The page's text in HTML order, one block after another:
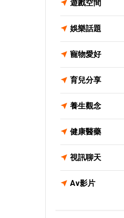
遊戲空間
娛樂話題
寵物愛好
育兒分享
養生觀念
健康醫藥
視訊聊天
Av影片